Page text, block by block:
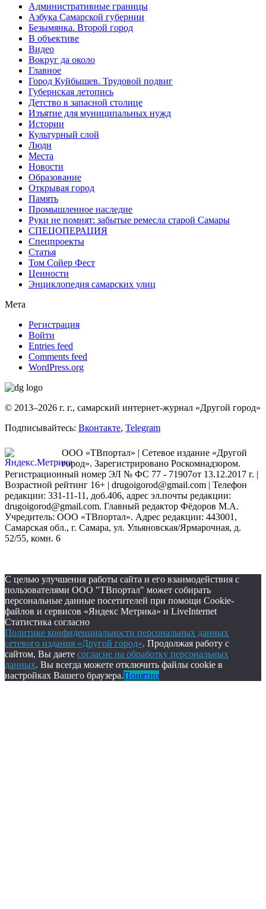
Административные границы
Азбука Самарской губернии
Безымянка. Второй город
В объективе
Видео
Вокруг да около
Главное
Город Куйбышев. Трудовой подвиг
Губернская летопись
Детство в запасной столице
Изъятие для муниципальных нужд
Истории
Культурный слой
Люди
Места
Новости
Образование
Открывая город
Память
Промышленное наследие
Руки не помнят: забытые ремесла старой Самары
СПЕЦОПЕРАЦИЯ
Спецпроекты
Статья
Том Сойер Фест
Ценности
Энциклопедия самарских улиц
Мета
Регистрация
Войти
Entries feed
Comments feed
WordPress.org
© 2013–2026 г. г., самарский интернет-журнал «Другой город»
Подписывайтесь: Вконтакте, Telegram
ООО «ТВпортал» | Сетевое издание «Другой
город». Зарегистрировано Роскомнадзором.
Регистрационный номер ЭЛ № ФС 77 - 71907от 13.12.2017 г. |
Возрастной рейтинг 16+ | drugoigorod@gmail.com | Телефон
редакции: 331-11-11, доб.406, адрес эл.почты редакции:
drugoigorod@gmail.com. Главный редактор Фёдоров М.А.
Учредитель: ООО «ТВпортал». Адрес редакции: 443001,
Самарская обл., г. Самара, ул. Ульяновская/Ярмарочная, д.
52/55, комн. 6
С целью улучшения работы сайта и его взаимодействия с
пользователями ООО "ТВпортал" может собирать
персональные данные посетителей при помощи Cookie-
файлов и сервисов «Яндекс Метрика» и LiveInternet
Статистика согласно
Политике конфиденциальности персональных данных
сетевого издания «Другой город». Продолжая работу с
сайтом, Вы даете согласие на обработку персональных
данных. Вы всегда можете отключить файлы cookie в
настройках Вашего браузера.Понятно